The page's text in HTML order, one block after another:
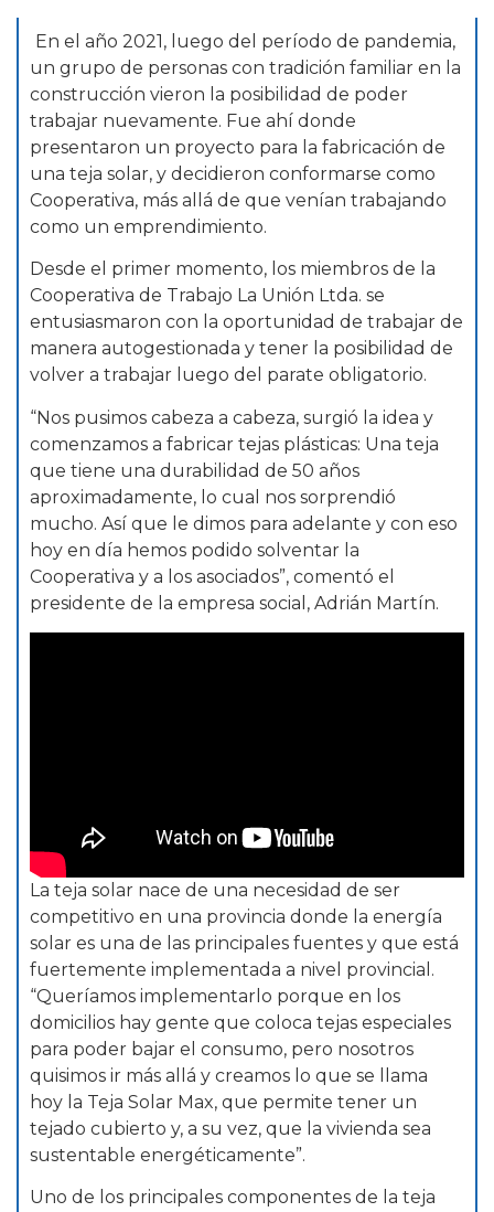
En el año 2021, luego del período de pandemia,
un grupo de personas con tradición familiar en la
construcción vieron la posibilidad de poder
trabajar nuevamente. Fue ahí donde
presentaron un proyecto para la fabricación de
una teja solar, y decidieron conformarse como
Cooperativa, más allá de que venían trabajando
como un emprendimiento.
Desde el primer momento, los miembros de la
Cooperativa de Trabajo La Unión Ltda. se
entusiasmaron con la oportunidad de trabajar de
manera autogestionada y tener la posibilidad de
volver a trabajar luego del parate obligatorio.
“Nos pusimos cabeza a cabeza, surgió la idea y
comenzamos a fabricar tejas plásticas: Una teja
que tiene una durabilidad de 50 años
aproximadamente, lo cual nos sorprendió
mucho. Así que le dimos para adelante y con eso
hoy en día hemos podido solventar la
Cooperativa y a los asociados”, comentó el
presidente de la empresa social, Adrián Martín.
La teja solar nace de una necesidad de ser
competitivo en una provincia donde la energía
solar es una de las principales fuentes y que está
fuertemente implementada a nivel provincial.
“Queríamos implementarlo porque en los
domicilios hay gente que coloca tejas especiales
para poder bajar el consumo, pero nosotros
quisimos ir más allá y creamos lo que se llama
hoy la Teja Solar Max, que permite tener un
tejado cubierto y, a su vez, que la vivienda sea
sustentable energéticamente”.
Uno de los principales componentes de la teja